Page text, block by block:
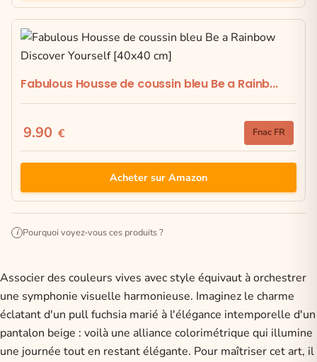
Fabulous Housse de coussin bleu Be a Rainb...
9.90 € Fnac FR
Acheter sur Amazon
i Pourquoi voyez-vous ces produits ?
Associer des couleurs vives avec style équivaut à orchestrer
une symphonie visuelle harmonieuse. Imaginez le charme
éclatant d'un pull fuchsia marié à l'élégance intemporelle d'un
pantalon beige : voilà une alliance colorimétrique qui illumine
une journée tout en restant élégante. Pour maîtriser cet art, il